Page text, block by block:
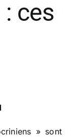
ces
» sont